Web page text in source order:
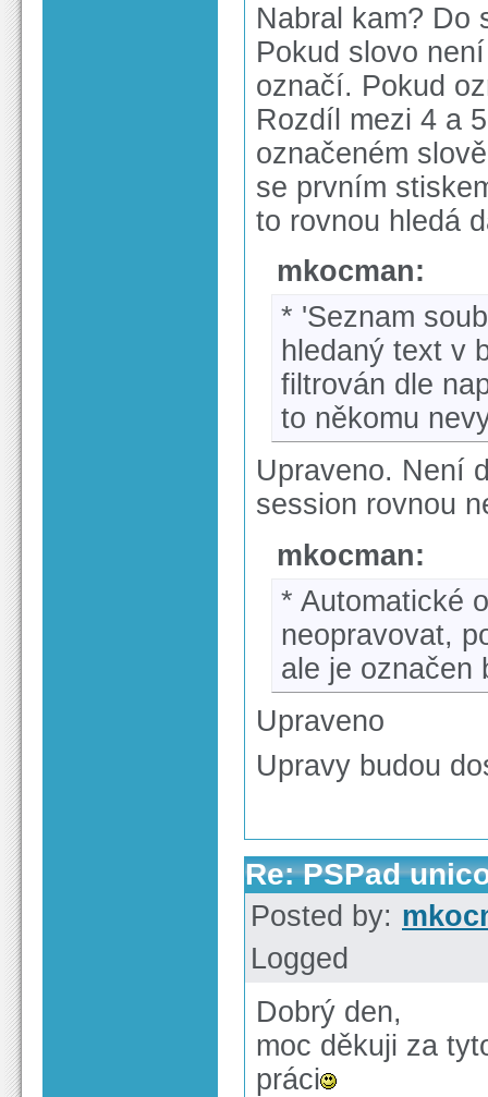
Nabral kam? Do
Pokud slovo
označí. Pokud
Rozdíl mezi 4 a
označeném
se prvním
to rovnou hledá
mkocman:
* 'Seznam
hledaný text v
filtrován dle
to někomu
Upraveno. Není
session rovnou
mkocman:
* Automatické
neopravovat,
ale je označen
Upraveno
Upravy budou
Re: PSPad
Posted by:
Logged
Dobrý den,
moc děkuji za
práci